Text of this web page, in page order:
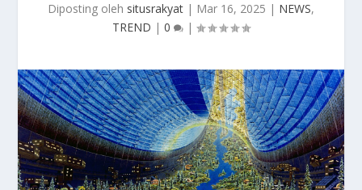
Diposting oleh situsrakyat | Mar 16, 2025 | NEWS,
TREND | 0 |